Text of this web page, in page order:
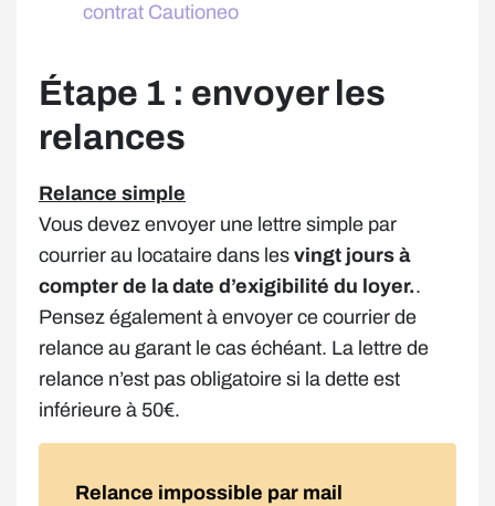
contrat Cautioneo
Étape 1 : envoyer les
relances
Relance simple
Vous devez envoyer une lettre simple par
courrier au locataire dans les vingt jours à
compter de la date d’exigibilité du loyer..
Pensez également à envoyer ce courrier de
relance au garant le cas échéant. La lettre de
relance n’est pas obligatoire si la dette est
inférieure à 50€.
Relance impossible par mail